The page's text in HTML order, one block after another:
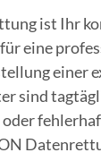
ist Ihr
eine
einer
sind